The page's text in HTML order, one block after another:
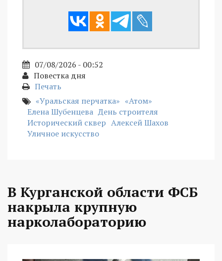
07/08/2026 - 00:52
Повестка дня
Печать
«Уральская перчатка» «Атом»
Елена Шубенцева День строителя
Исторический сквер Алексей Шахов
Уличное искусство
В Курганской области ФСБ
накрыла крупную
нарколабораторию